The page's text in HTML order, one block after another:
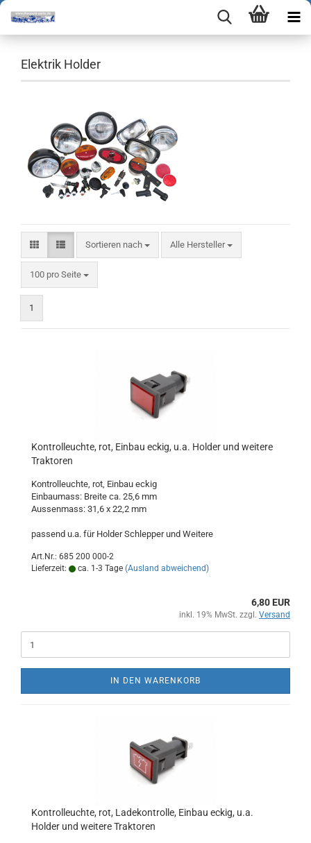
Elektrik Holder
Sortieren nach
Sortieren nach Alle Hersteller
100 pro Seite
pro Seite
1
Kontrolleuchte, rot, Einbau eckig, u.a. Holder und weitere
Traktoren
Kontrolleuchte, rot, Einbau eckig
Einbaumass: Breite ca. 25,6 mm
Aussenmass: 31,6 x 22,2 mm
passend u.a. für Holder Schlepper und Weitere
Art.Nr.: 685 200 000-2
Lieferzeit:
ca. 1-3 Tage (Ausland abweichend)
6,80 EUR
inkl. 19% MwSt. zzgl. Versand
IN DEN WARENKORB
Kontrolleuchte, rot, Ladekontrolle, Einbau eckig, u.a.
Holder und weitere Traktoren